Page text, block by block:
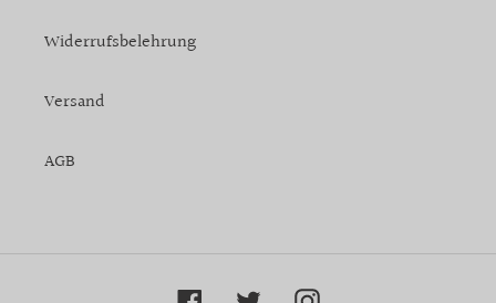
Widerrufsbelehrung
Versand
AGB